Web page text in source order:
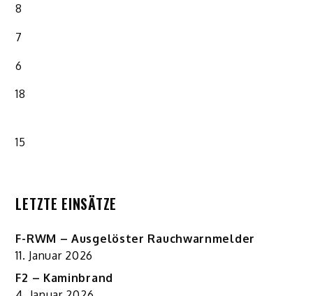
8
7
6
18
15
LETZTE EINSÄTZE
F-RWM – Ausgelöster Rauchwarnmelder
11. Januar 2026
F2 – Kaminbrand